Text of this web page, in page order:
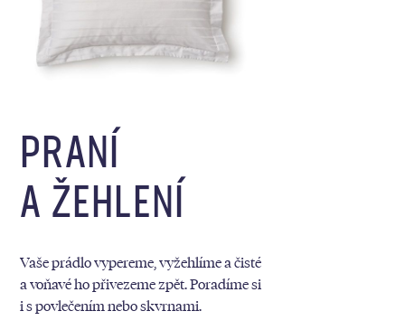
PRANÍ
A ŽEHLENÍ
Vaše prádlo vypereme, vyžehlíme a čisté
a voňavé ho přivezeme zpět. Poradíme si
i s povlečením nebo skvrnami.